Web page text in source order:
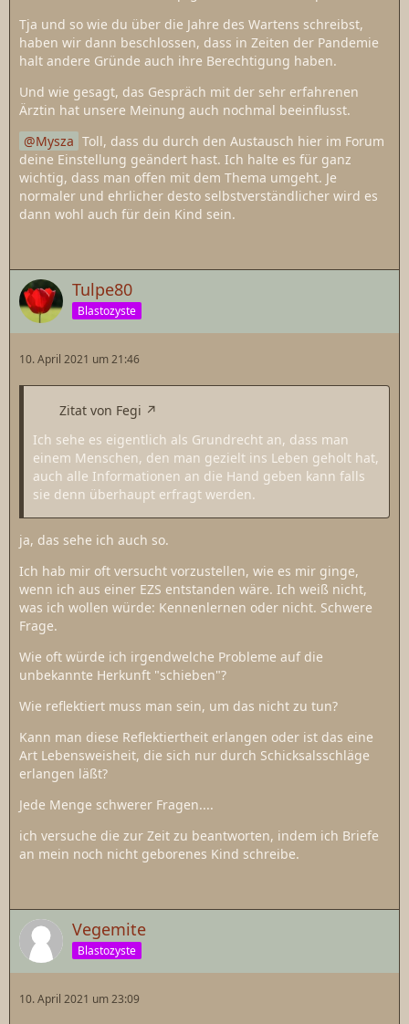
Tja und so wie du über die Jahre des Wartens schreibst,
haben wir dann beschlossen, dass in Zeiten der Pandemie
halt andere Gründe auch ihre Berechtigung haben.
Und wie gesagt, das Gespräch mit der sehr erfahrenen
Ärztin hat unsere Meinung auch nochmal beeinflusst.
Mysza Toll, dass du durch den Austausch hier im Forum
deine Einstellung geändert hast. Ich halte es für ganz
wichtig, dass man offen mit dem Thema umgeht. Je
normaler und ehrlicher desto selbstverständlicher wird es
dann wohl auch für dein Kind sein.
Tulpe80
Blastozyste
10. April 2021 um 21:46
Zitat von Fegi
Ich sehe es eigentlich als Grundrecht an, dass man
einem Menschen, den man gezielt ins Leben geholt hat,
auch alle Informationen an die Hand geben kann falls
sie denn überhaupt erfragt werden.
ja, das sehe ich auch so.
Ich hab mir oft versucht vorzustellen, wie es mir ginge,
wenn ich aus einer EZS entstanden wäre. Ich weiß nicht,
was ich wollen würde: Kennenlernen oder nicht. Schwere
Frage.
Wie oft würde ich irgendwelche Probleme auf die
unbekannte Herkunft "schieben"?
Wie reflektiert muss man sein, um das nicht zu tun?
Kann man diese Reflektiertheit erlangen oder ist das eine
Art Lebensweisheit, die sich nur durch Schicksalsschläge
erlangen läßt?
Jede Menge schwerer Fragen....
ich versuche die zur Zeit zu beantworten, indem ich Briefe
an mein noch nicht geborenes Kind schreibe.
Vegemite
Blastozyste
10. April 2021 um 23:09